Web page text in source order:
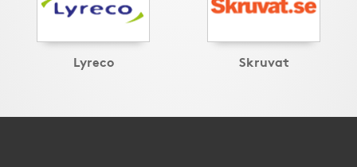
Lyreco Skruvat